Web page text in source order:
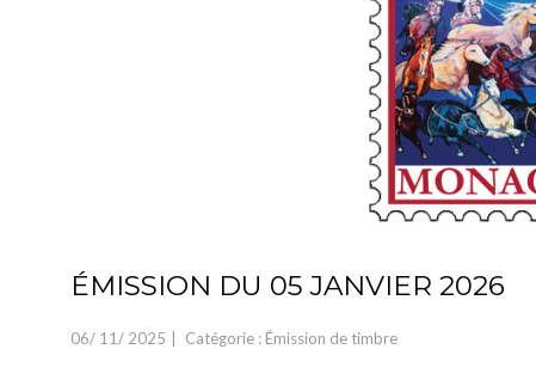
ÉMISSION DU 05 JANVIER 2026
06/ 11/ 2025 Catégorie : Émission de timbre